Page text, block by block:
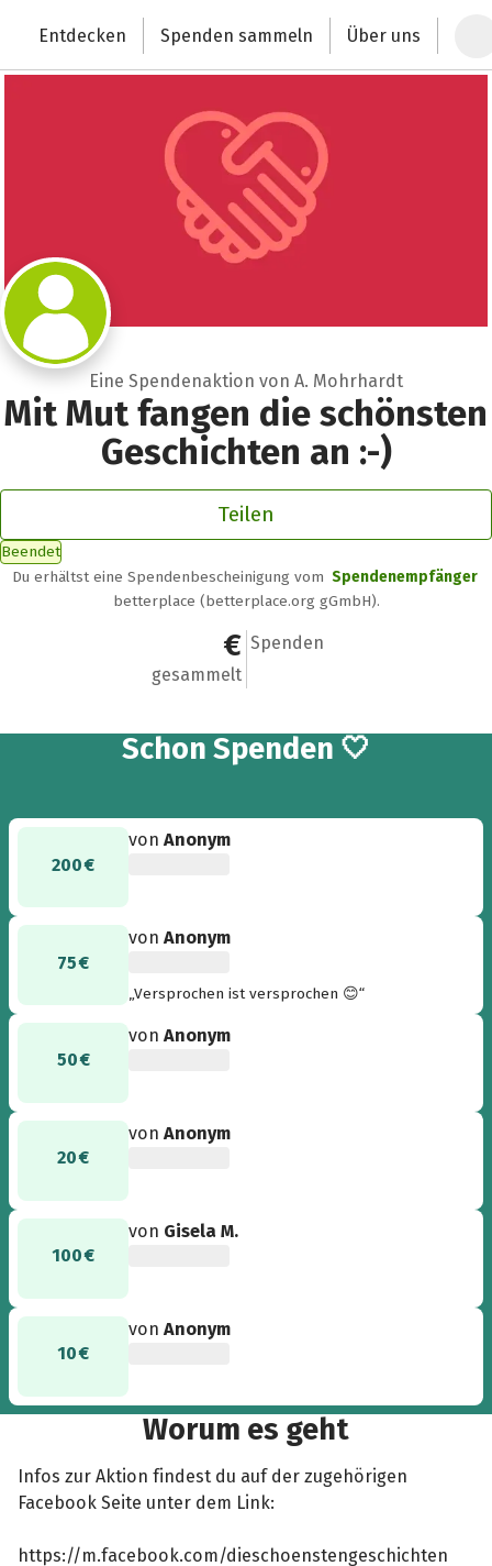
Deutschlands größte Spendenplattform
Entdecken Spenden sammeln Über uns
Eine Spendenaktion von A. Mohrhardt
Mit Mut fangen die schönsten
Geschichten an :-)
Teilen
Beendet
Du erhältst eine Spendenbescheinigung vom Spendenempfänger
betterplace (betterplace.org gGmbH).
700 €
gesammelt
19
Spenden
Schon 19
Spenden 🤍
200 €
vonAnonym
75 €
vonAnonym
„Versprochen ist versprochen 😊“
50 €
vonAnonym
20 €
vonAnonym
100 €
von Gisela M.
10 €
vonAnonym
Worum es geht
Infos zur Aktion findest du auf der zugehörigen
Facebook Seite unter dem Link:
https://m.facebook.com/dieschoenstengeschichten